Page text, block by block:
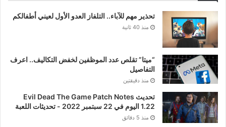
تحذير مهم للآباء.. التلفاز العدو الأول لعيني أطفالكم
منذ 40 ثانية
“ميتا” تقلص عدد الموظفين لخفض التكاليف.. اعرف
التفاصيل
منذ دقيقتين
تحديث Evil Dead The Game Patch Notes
1.22 اليوم في 22 سبتمبر 2022 - تحديثات اللعبة
منذ 5 دقائق